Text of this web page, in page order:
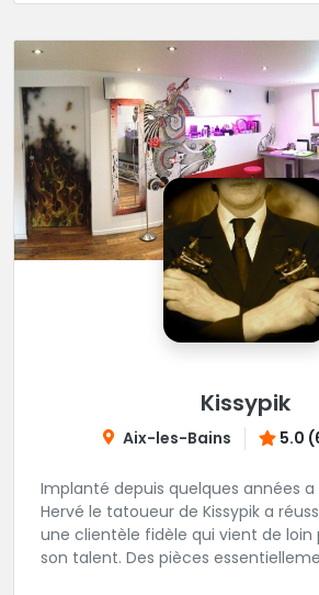
Kissypik
Aix-les-Bains 5.0
Implanté depuis quelques années a
Hervé le tatoueur de Kissypik a
une clientèle fidèle qui vient de loin
son talent. Des pièces